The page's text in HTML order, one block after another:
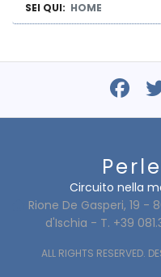
SEI QUI: HOME
Circuito nella
Rione De Gasperi, 19
d'Ischia - T. +39
ALL RIGHTS RESERVED.